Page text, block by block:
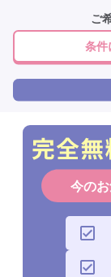
ご
条
今の